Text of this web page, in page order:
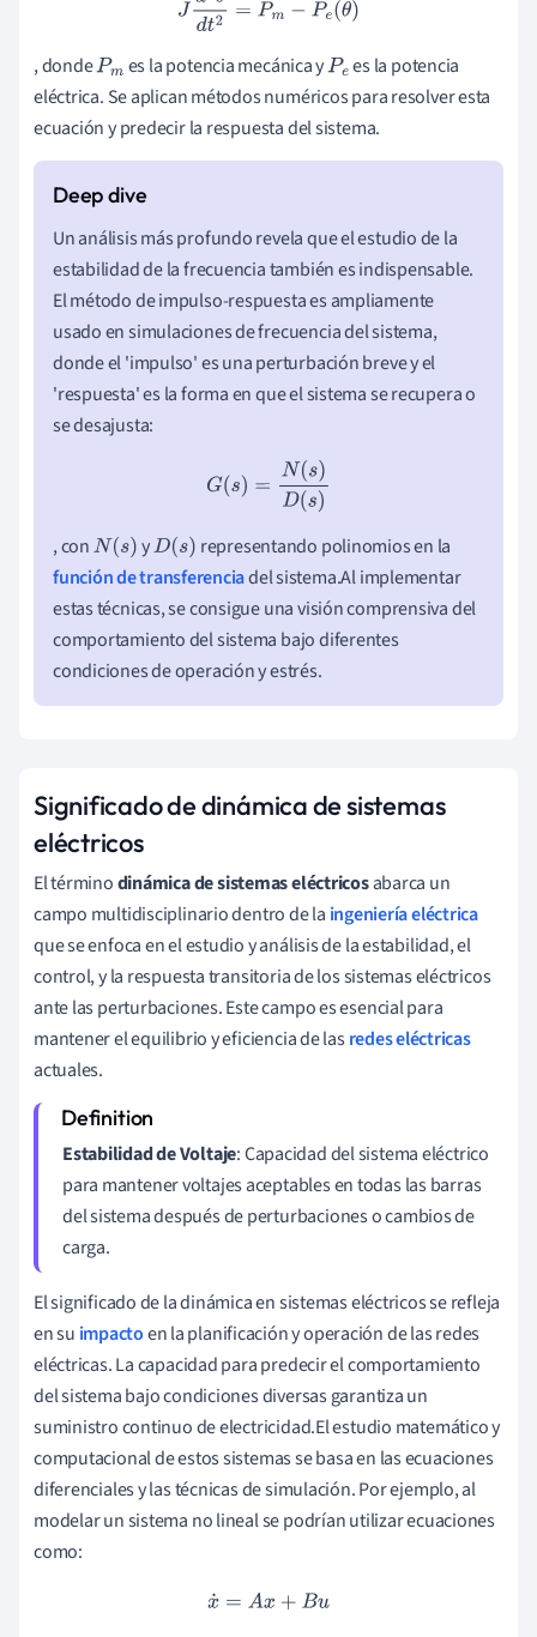
, dondePm es la potencia mecánica yPe es la potencia
eléctrica. Se aplican métodos numéricos para resolver esta
ecuación y predecir la respuesta del sistema.
Un análisis más profundo revela que el estudio de la
estabilidad de la frecuencia también es indispensable.
El método de impulso-respuesta es ampliamente
usado en simulaciones de frecuencia del sistema,
donde el 'impulso' es una perturbación breve y el
'respuesta' es la forma en que el sistema se recupera o
se desajusta:
G(s) =N( s)D(s)
, conN(s) yD(s)
representando polinomios en la
función de transferenciadel sistema.Al implementar
estas técnicas, se consigue una visión comprensiva del
comportamiento del sistema bajo diferentes
condiciones de operación y estrés.
Significado de dinámica de sistemas
eléctricos
El términodinámica de sistemas eléctricosabarca un
campo multidisciplinario dentro de la ingeniería eléctrica
que se enfoca en el estudio y análisis de la estabilidad, el
control, y la respuesta transitoria de los sistemas eléctricos
ante las perturbaciones. Este campo es esencial para
mantener el equilibrio y eficiencia de lasredes eléctricas
actuales.
Estabilidad de Voltaje: Capacidad del sistema eléctrico
para mantener voltajes aceptables en todas las barras
del sistema después de perturbaciones o cambios de
carga.
El significado de la dinámica en sistemas eléctricos se refleja
en su impactoen la planificación y operación de las redes
eléctricas. La capacidad para predecir el comportamiento
del sistema bajo condiciones diversas garantiza un
suministro continuo de electricidad.El estudio matemático y
computacional de estos sistemas se basa en las ecuaciones
diferenciales y las técnicas de simulación. Por ejemplo, al
modelar un sistema no lineal se podrían utilizar ecuaciones
como:
x˙=Ax +B u